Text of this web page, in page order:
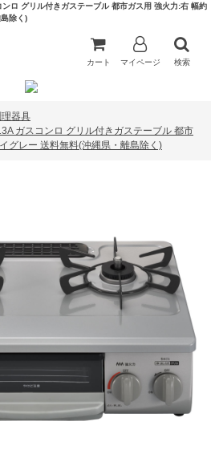
ロ グリル付きガステーブル 都市ガス用 強火力:右 幅約
除く)
カート マイページ 検索
器具
ガスコンロ グリル付きガステーブル 都市
グレー 送料無料(沖縄県・離島除く)